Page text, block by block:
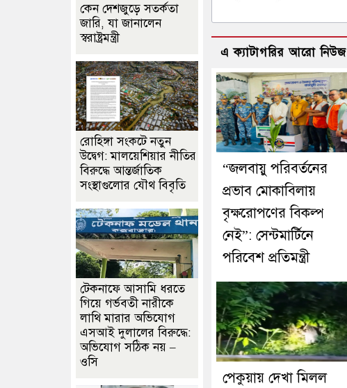
এ ক্যাটাগরির আরো নিউজ
“জলবায়ু পরিবর্তনের
প্রভাব মোকাবিলায়
বৃক্ষরোপণের বিকল্প
নেই”: সেন্টমার্টিনে
পরিবেশ প্রতিমন্ত্রী
পেকুয়ায় দেখা মিলল
কেন দেশজুড়ে সতর্কতা
জারি, যা জানালেন
স্বরাষ্ট্রমন্ত্রী
রোহিঙ্গা সংকটে নতুন
উদ্বেগ: মালয়েশিয়ার নীতির
বিরুদ্ধে আন্তর্জাতিক
সংস্থাগুলোর যৌথ বিবৃতি
টেকনাফে আসামি ধরতে
গিয়ে গর্ভবতী নারীকে
লাথি মারার অভিযোগ
এসআই দুলালের বিরুদ্ধে:
অভিযোগ সঠিক নয় –
ওসি